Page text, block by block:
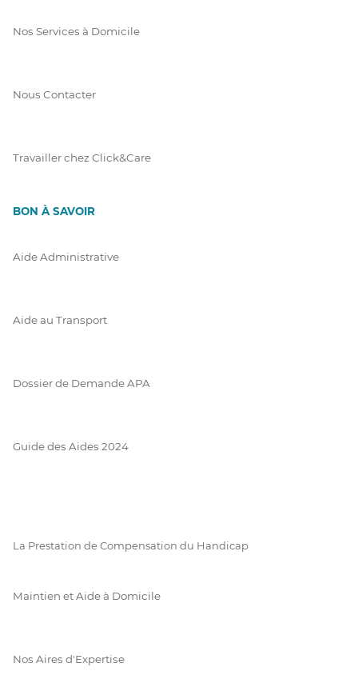
Nos Services à Domicile
Nous Contacter
Travailler chez Click&Care
BON À SAVOIR
Aide Administrative
Aide au Transport
Dossier de Demande APA
Guide des Aides 2024
La Prestation de Compensation du Handicap
Maintien et Aide à Domicile
Nos Aires d'Expertise